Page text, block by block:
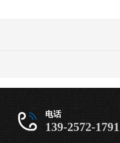
电话
139-2572-1791